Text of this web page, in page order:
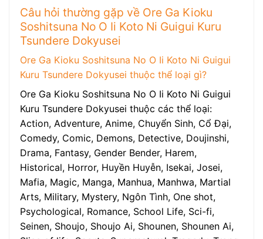
Câu hỏi thường gặp về Ore Ga Kioku
Soshitsuna No O Ii Koto Ni Guigui Kuru
Tsundere Dokyusei
Ore Ga Kioku Soshitsuna No O Ii Koto Ni Guigui
Kuru Tsundere Dokyusei thuộc thể loại gì?
Ore Ga Kioku Soshitsuna No O Ii Koto Ni Guigui
Kuru Tsundere Dokyusei thuộc các thể loại:
Action, Adventure, Anime, Chuyển Sinh, Cổ Đại,
Comedy, Comic, Demons, Detective, Doujinshi,
Drama, Fantasy, Gender Bender, Harem,
Historical, Horror, Huyền Huyễn, Isekai, Josei,
Mafia, Magic, Manga, Manhua, Manhwa, Martial
Arts, Military, Mystery, Ngôn Tình, One shot,
Psychological, Romance, School Life, Sci-fi,
Seinen, Shoujo, Shoujo Ai, Shounen, Shounen Ai,